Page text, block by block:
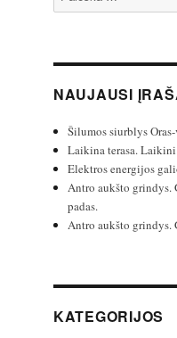
NAUJAUSI
Šilumos siurblys
Laikina terasa.
Elektros energijos
Antro aukšto grindys.
padas.
Antro aukšto grindys.
KATEGORIJOS